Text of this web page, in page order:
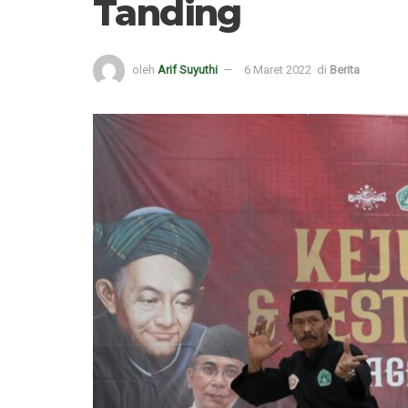
Tanding
oleh Arif Suyuthi 6 Maret 2022 di Berita